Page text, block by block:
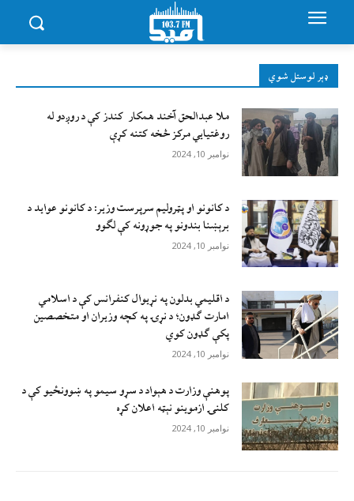
ډېر لوستل شوي
ملا عبدالحق آخند همکار کندز کې د روږدو له
روغتیایي مرکز څخه کتنه کړې
نوامبر 10, 2024
د کانونو او پټرولیم سرپرست وزیر: د کانونو عواید د
برېښنا بندونو په جوړونه کې لګوو
نوامبر 10, 2024
د اقليمي بدلون په نړيوال کنفرانس کې د اسلامي
امارت ګډون؛ د نړۍ په کچه وزيران او متخصصين
پکې ګډون کوي
نوامبر 10, 2024
پوهنې وزارت د هېواد د سړو سيمو په ښوونځيو کې د
کلنۍ ازموينو نېټه اعلان کړه
نوامبر 10, 2024